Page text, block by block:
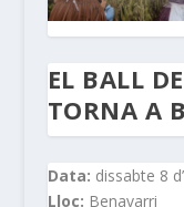
EL BALL
TORNA A
Data: dissabte 8
Lloc: Benavarri